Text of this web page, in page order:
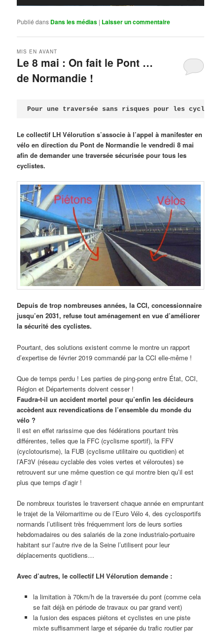
Publié dans Dans les médias | Laisser un commentaire
Le 8 mai : On fait le Pont …
de Normandie !
MIS EN AVANT
Pour une traversée sans risques pour les
Le collectif LH Vélorution s’associe à l’appel à manifester en
vélo en direction du Pont de Normandie le vendredi 8 mai
afin de demander une traversée sécurisée pour tous les
cyclistes.
Depuis de trop nombreuses années, la CCI, concessionnaire
jusqu’en 2031, refuse tout aménagement en vue d’améliorer
la sécurité des cyclistes.
Pourtant, des solutions existent comme le montre un rapport
d’expertise de février 2019 commandé par la CCI elle-même !
Que de temps perdu ! Les parties de ping-pong entre État, CCI,
Région et Départements doivent cesser !
Faudra-t-il un accident mortel pour qu’enfin les décideurs
accèdent aux revendications de l’ensemble du monde du
vélo ?
Il est en effet rarissime que des fédérations pourtant très
différentes, telles que la FFC (cyclisme sportif), la FFV
(cyclotourisme), la FUB (cyclisme utilitaire ou quotidien) et
l’AF3V (réseau cyclable des voies vertes et véloroutes) se
retrouvent sur une même question ce qui montre bien qu’il est
plus que temps d’agir !
De nombreux touristes le traversent chaque année en empruntant
le trajet de la Vélomaritime ou de l’Euro Vélo 4, des cyclosportifs
normands l’utilisent très fréquemment lors de leurs sorties
hebdomadaires ou des salariés de la zone industrialo-portuaire
habitant sur l’autre rive de la Seine l’utilisent pour leur
déplacements quotidiens…
Avec d’autres, le collectif LH Vélorution demande :
la limitation à 70km/h de la traversée du pont (comme cela
se fait déjà en période de travaux ou par grand vent)
la fusion des espaces piétons et cyclistes en une piste
mixte suffisamment large et séparée du trafic routier par